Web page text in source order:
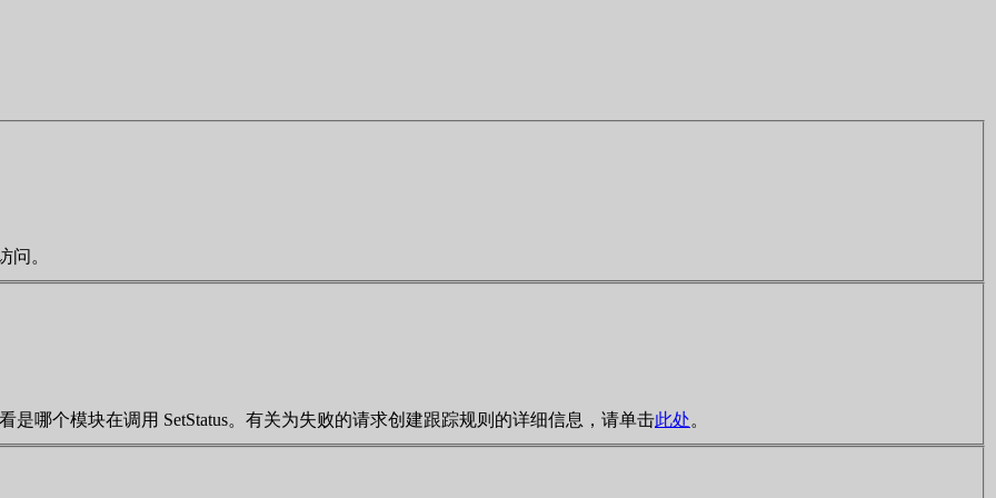
问。
哪个模块在调用 SetStatus。有关为失败的请求创建跟踪规则的详细信息，请单击此处。